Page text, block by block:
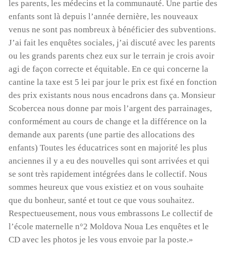
les parents, les médecins et la communauté. Une partie des
enfants sont là depuis l’année dernière, les nouveaux
venus ne sont pas nombreux à bénéficier des subventions.
J’ai fait les enquêtes sociales, j’ai discuté avec les parents
ou les grands parents chez eux sur le terrain je crois avoir
agi de façon correcte et équitable. En ce qui concerne la
cantine la taxe est 5 lei par jour le prix est fixé en fonction
des prix existants nous nous encadrons dans ça. Monsieur
Scobercea nous donne par mois l’argent des parrainages,
conformément au cours de change et la différence on la
demande aux parents (une partie des allocations des
enfants) Toutes les éducatrices sont en majorité les plus
anciennes il y a eu des nouvelles qui sont arrivées et qui
se sont très rapidement intégrées dans le collectif. Nous
sommes heureux que vous existiez et on vous souhaite
que du bonheur, santé et tout ce que vous souhaitez.
Respectueusement, nous vous embrassons Le collectif de
l’école maternelle n°2 Moldova Noua Les enquêtes et le
CD avec les photos je les vous envoie par la poste.»